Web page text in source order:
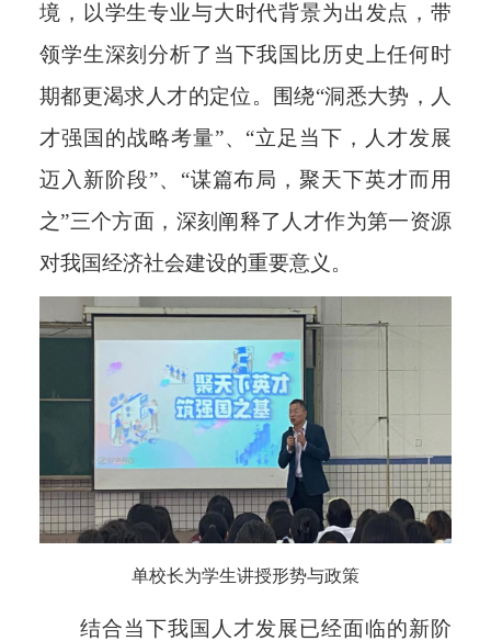
境，以学生专业与大时代背景为出发点，带
领学生深刻分析了当下我国比历史上任何时
期都更渴求人才的定位。围绕“洞悉大势，人
才强国的战略考量”、“立足当下，人才发展
迈入新阶段”、“谋篇布局，聚天下英才而用
之”三个方面，深刻阐释了人才作为第一资源
对我国经济社会建设的重要意义。
单校长为学生讲授形势与政策
结合当下我国人才发展已经面临的新阶